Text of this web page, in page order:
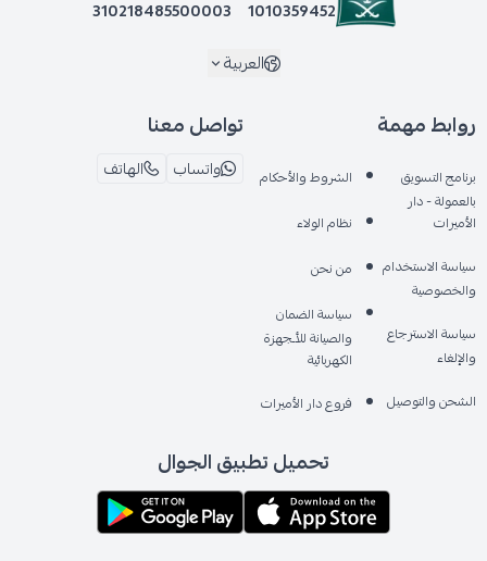
1010359452
310218485500003
العربية
روابط مهمة
برنامج التسويق
بالعمولة - دار
الأميرات
سياسة الاستخدام
والخصوصية
سياسة الاسترجاع
والإلغاء
الشحن والتوصيل
الشروط والأحكام
نظام الولاء
من نحن
سياسة الضمان
والصيانة للأـجهزة
الكهربائية
فروع دار الأميرات
تواصل معنا
واتساب الهاتف
تحميل تطبيق الجوال